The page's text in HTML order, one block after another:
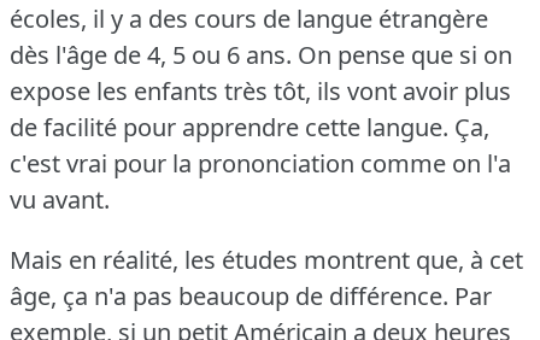
écoles, il y a des cours de langue étrangère
dès l'âge de 4, 5 ou 6 ans. On pense que si on
expose les enfants très tôt, ils vont avoir plus
de facilité pour apprendre cette langue. Ça,
c'est vrai pour la prononciation comme on l'a
vu avant.
Mais en réalité, les études montrent que, à cet
âge, ça n'a pas beaucoup de différence. Par
exemple, si un petit Américain a deux heures